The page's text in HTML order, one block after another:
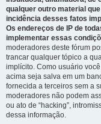
qualquer outro material
incidência desses fatos
Os endereços de IP de
implementar essas
moderadores deste fórum
trancar qualquer tópico a
implícito. Como usuário
acima seja salva em um
fornecida a terceiros sem a
moderadores não podem
ou ato de “hacking”,
dessa informação.